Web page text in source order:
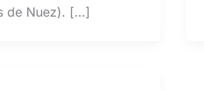
de Nuez). […]